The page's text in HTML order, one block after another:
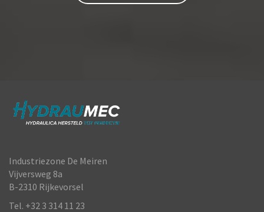
Industriezone De Meiren
Vijversweg 8a
B-2310 Rijkevorsel
Tel. +32 3 314 11 23